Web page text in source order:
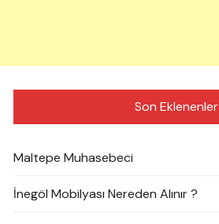
Son Eklenenler
Maltepe Muhasebeci
İnegöl Mobilyası Nereden Alınır ?